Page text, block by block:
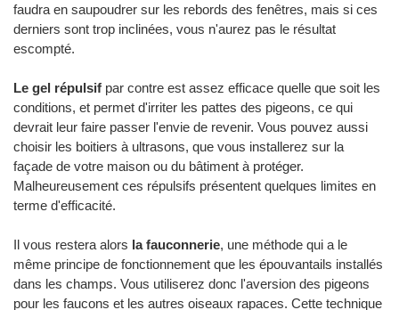
faudra en saupoudrer sur les rebords des fenêtres, mais si ces
derniers sont trop inclinées, vous n'aurez pas le résultat
escompté.
Le gel répulsif par contre est assez efficace quelle que soit les
conditions, et permet d'irriter les pattes des pigeons, ce qui
devrait leur faire passer l'envie de revenir. Vous pouvez aussi
choisir les boitiers à ultrasons, que vous installerez sur la
façade de votre maison ou du bâtiment à protéger.
Malheureusement ces répulsifs présentent quelques limites en
terme d'efficacité.
Il vous restera alors la fauconnerie, une méthode qui a le
même principe de fonctionnement que les épouvantails installés
dans les champs. Vous utiliserez donc l'aversion des pigeons
pour les faucons et les autres oiseaux rapaces. Cette technique